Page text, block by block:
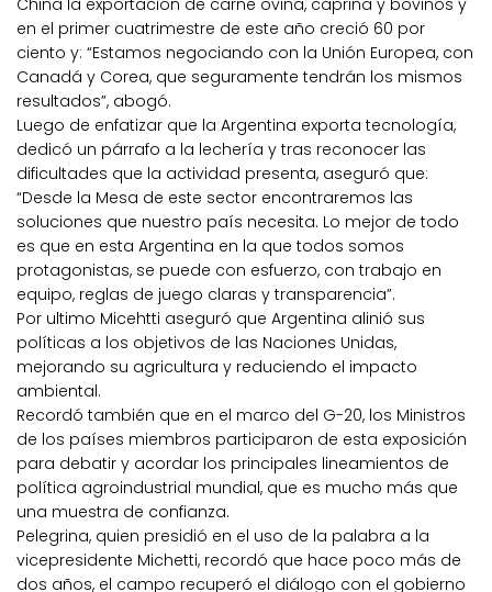
China la exportación de carne ovina, caprina y bovinos y
en el primer cuatrimestre de este año creció 60 por
ciento y: “Estamos negociando con la Unión Europea, con
Canadá y Corea, que seguramente tendrán los mismos
resultados”, abogó.
Luego de enfatizar que la Argentina exporta tecnología,
dedicó un párrafo a la lechería y tras reconocer las
dificultades que la actividad presenta, aseguró que:
“Desde la Mesa de este sector encontraremos las
soluciones que nuestro país necesita. Lo mejor de todo
es que en esta Argentina en la que todos somos
protagonistas, se puede con esfuerzo, con trabajo en
equipo, reglas de juego claras y transparencia”.
Por ultimo Micehtti aseguró que Argentina alinió sus
políticas a los objetivos de las Naciones Unidas,
mejorando su agricultura y reduciendo el impacto
ambiental.
Recordó también que en el marco del G-20, los Ministros
de los países miembros participaron de esta exposición
para debatir y acordar los principales lineamientos de
política agroindustrial mundial, que es mucho más que
una muestra de confianza.
Pelegrina, quien presidió en el uso de la palabra a la
vicepresidente Michetti, recordó que hace poco más de
dos años, el campo recuperó el diálogo con el gobierno